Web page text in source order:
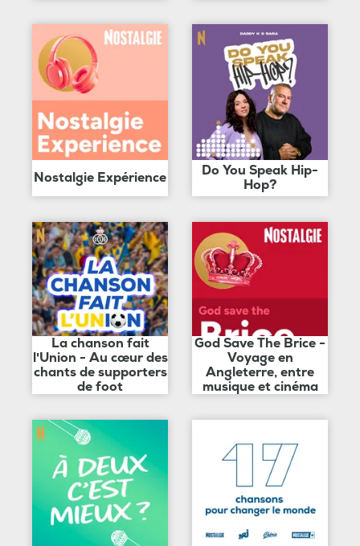
Nostalgie Expérience
Do You Speak Hip-
Hop?
La chanson fait
l'Union - Au cœur des
chants de supporters
de foot
God Save The Brice -
Voyage en
Angleterre, entre
musique et cinéma